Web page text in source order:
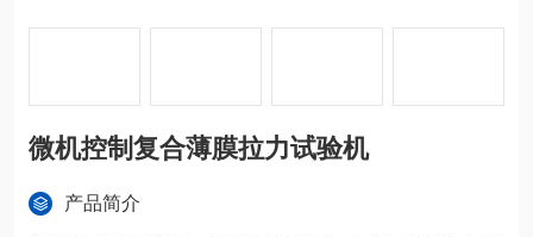
微机控制复合薄膜拉力试验机
产品简介